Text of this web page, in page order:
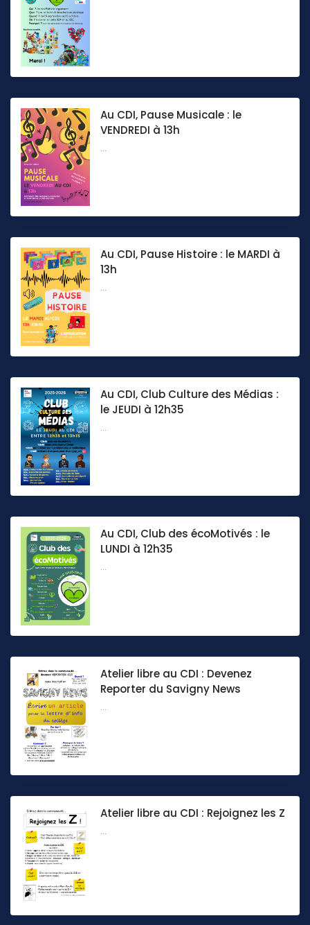
Au CDI, Pause Musicale : le
VENDREDI à 13h
...
Au CDI, Pause Histoire : le MARDI à
13h
...
Au CDI, Club Culture des Médias :
le JEUDI à 12h35
...
Au CDI, Club des écoMotivés : le
LUNDI à 12h35
...
Atelier libre au CDI : Devenez
Reporter du Savigny News
...
Atelier libre au CDI : Rejoignez les Z
...